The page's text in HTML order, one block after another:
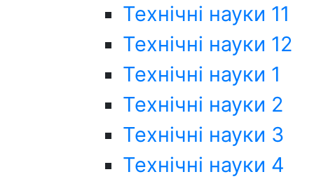
Технічні науки 11
Технічні науки 12
Технічні науки 1
Технічні науки 2
Технічні науки 3
Технічні науки 4